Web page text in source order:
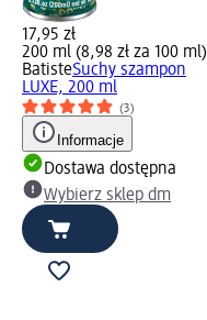
17,95 zł
200 ml (8,98 zł za 100 ml)
BatisteSuchy szampon
LUXE, 200 ml
(3)
Informacje
Dostawa dostępna
Wybierz sklep dm